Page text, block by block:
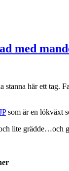
med
stanna här ett tag.
som är en lökväxt
lite grädde…och